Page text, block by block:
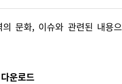
의 문화, 이슈와 관련된 내
운로드